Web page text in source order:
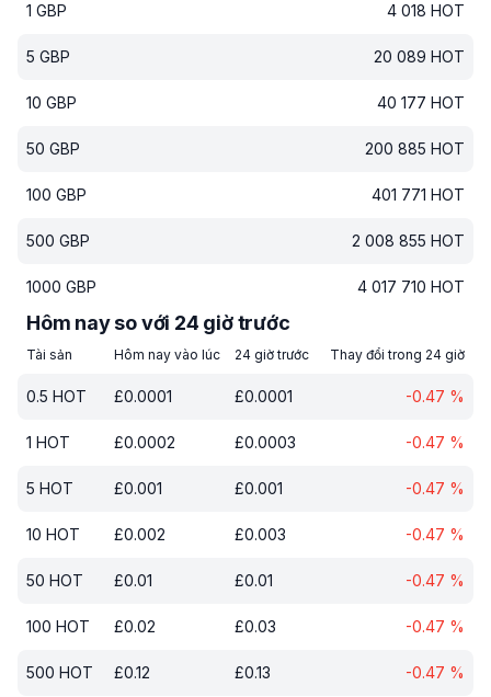
1 GBP 4 018 HOT
5 GBP 20 089 HOT
10 GBP 40 177 HOT
50 GBP 200 885 HOT
100 GBP 401 771 HOT
500 GBP 2 008 855 HOT
1000 GBP 4 017 710 HOT
Hôm nay so với 24 giờ trước
Tài sản Hôm nay vào lúc 24 giờ trước Thay đổi trong 24 giờ
0.5 HOT £0.0001 £0.0001 -0.47 %
1 HOT £0.0002 £0.0003 -0.47 %
5 HOT £0.001 £0.001 -0.47 %
10 HOT £0.002 £0.003 -0.47 %
50 HOT £0.01 £0.01 -0.47 %
100 HOT £0.02 £0.03 -0.47 %
500 HOT £0.12 £0.13 -0.47 %